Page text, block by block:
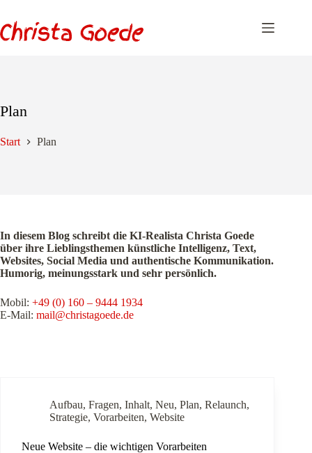
springen
Plan
Start Plan
In diesem Blog schreibt die KI-Realista Christa Goede
über ihre Lieblingsthemen künstliche Intelligenz, Text,
Websites, Social Media und authentische Kommunikation.
Humorig, meinungsstark und sehr persönlich.
Mobil: +49 (0) 160 – 9444 1934
E-Mail: mail@christagoede.de
Aufbau, Fragen, Inhalt, Neu, Plan, Relaunch,
Strategie, Vorarbeiten, Website
Neue Website – die wichtigen Vorarbeiten